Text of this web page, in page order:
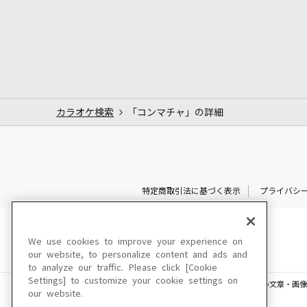
カラオケ検索 「コンマチャ」の詳細
特定商取引法に基づく表示 プライバシ
このサイトに掲載されている一切の文章・画
We use cookies to improve your experience on
our website, to personalize content and ads and
to analyze our traffic. Please click [Cookie
Settings] to customize your cookie settings on
our website.